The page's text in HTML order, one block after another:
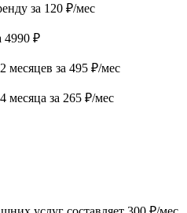
за 120 ₽/мес
4990 ₽
месяцев за 495 ₽/мес
месяца за 265 ₽/мес